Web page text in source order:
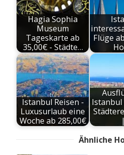
Hagia Sophia
Museum
Tageskarte ab
35,00€ - Städte…
Flüge
Istanbul Reisen -
Luxusurlaub eine
Woche ab 285,00€
Istanbul
Ähnliche